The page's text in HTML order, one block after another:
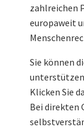
zahlreichen
europaweit
Sie können
Klicken Sie
Bei direkten